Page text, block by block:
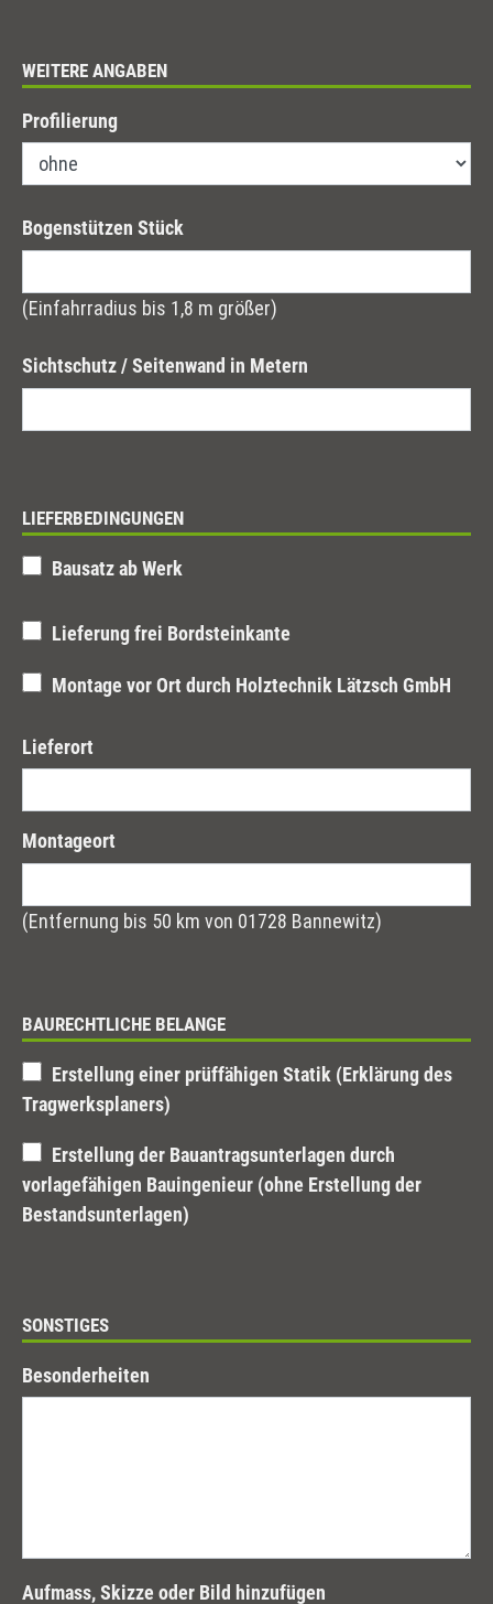
WEITERE ANGABEN
Profilierung
Bogenstützen Stück
(Einfahrradius bis 1,8 m größer)
Sichtschutz / Seitenwand in Metern
LIEFERBEDINGUNGEN
Bausatz ab Werk
Lieferung frei Bordsteinkante
Montage vor Ort durch Holztechnik Lätzsch GmbH
Lieferort
Montageort
(Entfernung bis 50 km von 01728 Bannewitz)
BAURECHTLICHE BELANGE
Tragwerksplaners)
vorlagefähigen Bauingenieur (ohne Erstellung der
Bestandsunterlagen)
SONSTIGES
Besonderheiten
Aufmass, Skizze oder Bild hinzufügen